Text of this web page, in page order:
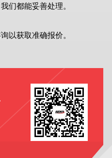
们都能妥善处理。
以获取准确报价。